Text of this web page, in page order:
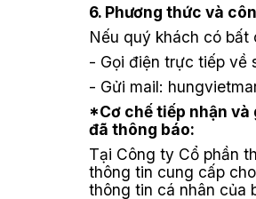
6. Phương thức và
Nếu quý khách có
- Gọi điện trực tiếp về
- Gửi mail:
*Cơ chế tiếp nhận
đã thông báo:
Tại Công ty Cổ phần
thông tin cung cấp
thông tin cá nhân của